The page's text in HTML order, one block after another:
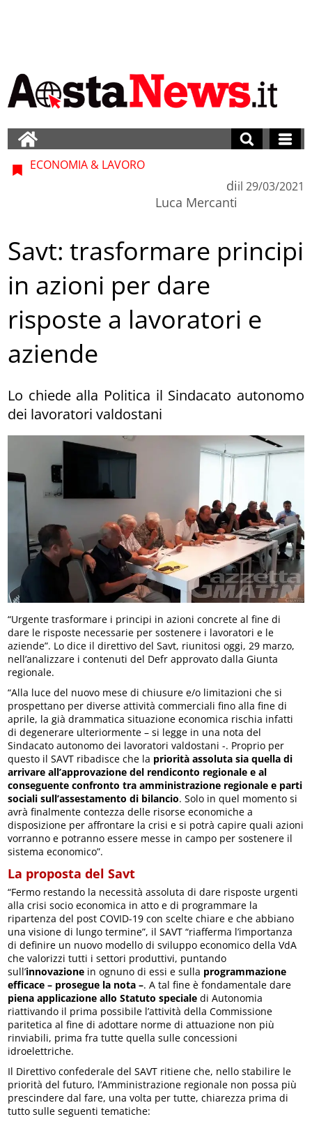
ECONOMIA & LAVORO
di
Luca Mercanti
il 29/03/2021
Savt: trasformare principi
in azioni per dare
risposte a lavoratori e
aziende
Lo chiede alla Politica il Sindacato autonomo
dei lavoratori valdostani
“Urgente trasformare i principi in azioni concrete al fine di
dare le risposte necessarie per sostenere i lavoratori e le
aziende”. Lo dice il direttivo del Savt, riunitosi oggi, 29 marzo,
nell’analizzare i contenuti del Defr approvato dalla Giunta
regionale.
“Alla luce del nuovo mese di chiusure e/o limitazioni che si
prospettano per diverse attività commerciali fino alla fine di
aprile, la già drammatica situazione economica rischia infatti
di degenerare ulteriormente – si legge in una nota del
Sindacato autonomo dei lavoratori valdostani -. Proprio per
questo il SAVT ribadisce che la priorità assoluta sia quella di
arrivare all’approvazione del rendiconto regionale e al
conseguente confronto tra amministrazione regionale e parti
sociali sull’assestamento di bilancio. Solo in quel momento si
avrà finalmente contezza delle risorse economiche a
disposizione per affrontare la crisi e si potrà capire quali azioni
vorranno e potranno essere messe in campo per sostenere il
sistema economico”.
La proposta del Savt
“Fermo restando la necessità assoluta di dare risposte urgenti
alla crisi socio economica in atto e di programmare la
ripartenza del post COVID-19 con scelte chiare e che abbiano
una visione di lungo termine”, il SAVT “riafferma l’importanza
di definire un nuovo modello di sviluppo economico della VdA
che valorizzi tutti i settori produttivi, puntando
sull’innovazione in ognuno di essi e sulla programmazione
efficace – prosegue la nota –. A tal fine è fondamentale dare
piena applicazione allo Statuto speciale di Autonomia
riattivando il prima possibile l’attività della Commissione
paritetica al fine di adottare norme di attuazione non più
rinviabili, prima fra tutte quella sulle concessioni
idroelettriche.
Il Direttivo confederale del SAVT ritiene che, nello stabilire le
priorità del futuro, l’Amministrazione regionale non possa più
prescindere dal fare, una volta per tutte, chiarezza prima di
tutto sulle seguenti tematiche: